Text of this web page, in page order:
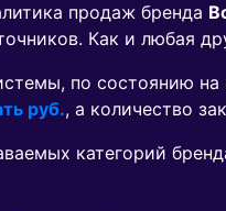
продаж бренда
Как и любая
по состоянию на
руб., а количество
категорий